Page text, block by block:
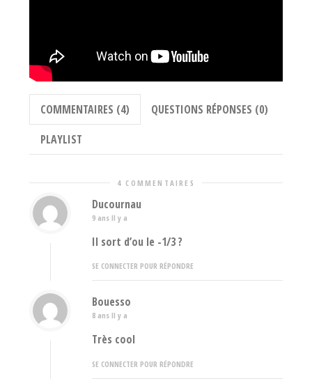
COMMENTAIRES (4)
QUESTIONS RÉPONSES (0)
PLAYLIST
4 COMMENTAIRES
Ducournau
9 ans Il y a
Il sort d’ou le -1/3 ?
SE CONNECTER POUR RÉPONDRE
Bouesso
8 ans Il y a
Très cool
SE CONNECTER POUR RÉPONDRE